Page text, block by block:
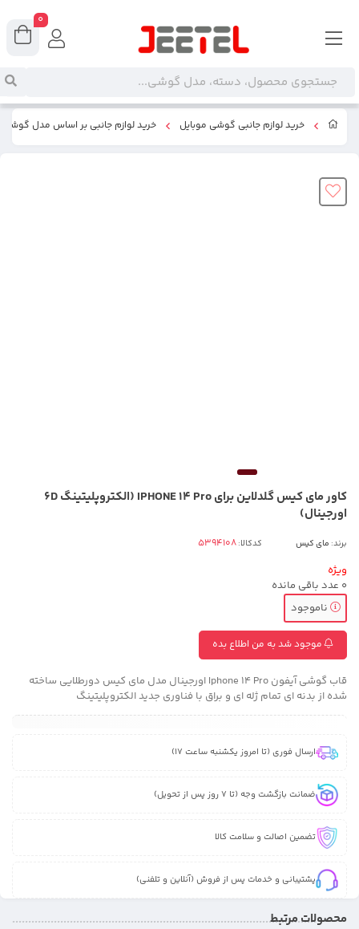
خرید لوازم جانبی گوشی موبایل خرید لوازم جانبی بر اساس مدل گوشی
کاور مای کیس گلدلاین برای IPHONE 14 Pro (الکتروپلیتینگ 6D
اورجینال)
برند: مای کیس کدکالا:
ویژه
0 عدد باقی مانده
ناموجود
موجود شد به من اطلاع بده
قاب گوشی آیفون Iphone 14 Pro اورجینال مدل مای کیس دورطلایی ساخته
شده از بدنه ای تمام ژله ای و براق با فناوری جدید الکتروپلیتینگ
ارسال فوری (تا امروز یکشنبه ساعت 17)
ضمانت بازگشت وجه (تا 7 روز پس از تحویل)
تضمین اصالت و سلامت کالا
پشتیبانی و خدمات پس از فروش (آنلاین و تلفنی)
محصولات مرتبط
0